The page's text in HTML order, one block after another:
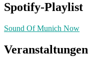
Spotify-Playlist
Sound Of Munich Now
Veranstaltungen